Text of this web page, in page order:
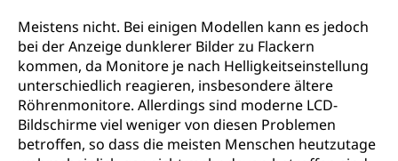
Meistens nicht. Bei einigen Modellen kann es jedoch
bei der Anzeige dunklerer Bilder zu Flackern
kommen, da Monitore je nach Helligkeitseinstellung
unterschiedlich reagieren, insbesondere ältere
Röhrenmonitore. Allerdings sind moderne LCD-
Bildschirme viel weniger von diesen Problemen
betroffen, so dass die meisten Menschen heutzutage